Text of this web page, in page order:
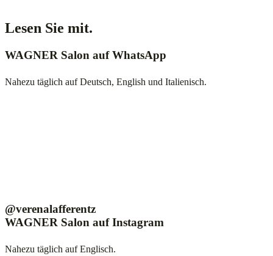
suche mein Kapital aus Paris herauszubekommen, […]
Lesen Sie mit.
WAGNER Salon auf WhatsApp
Nahezu täglich auf Deutsch, English und Italienisch.
@verenalafferentz
WAGNER Salon auf Instagram
Nahezu täglich auf Englisch.